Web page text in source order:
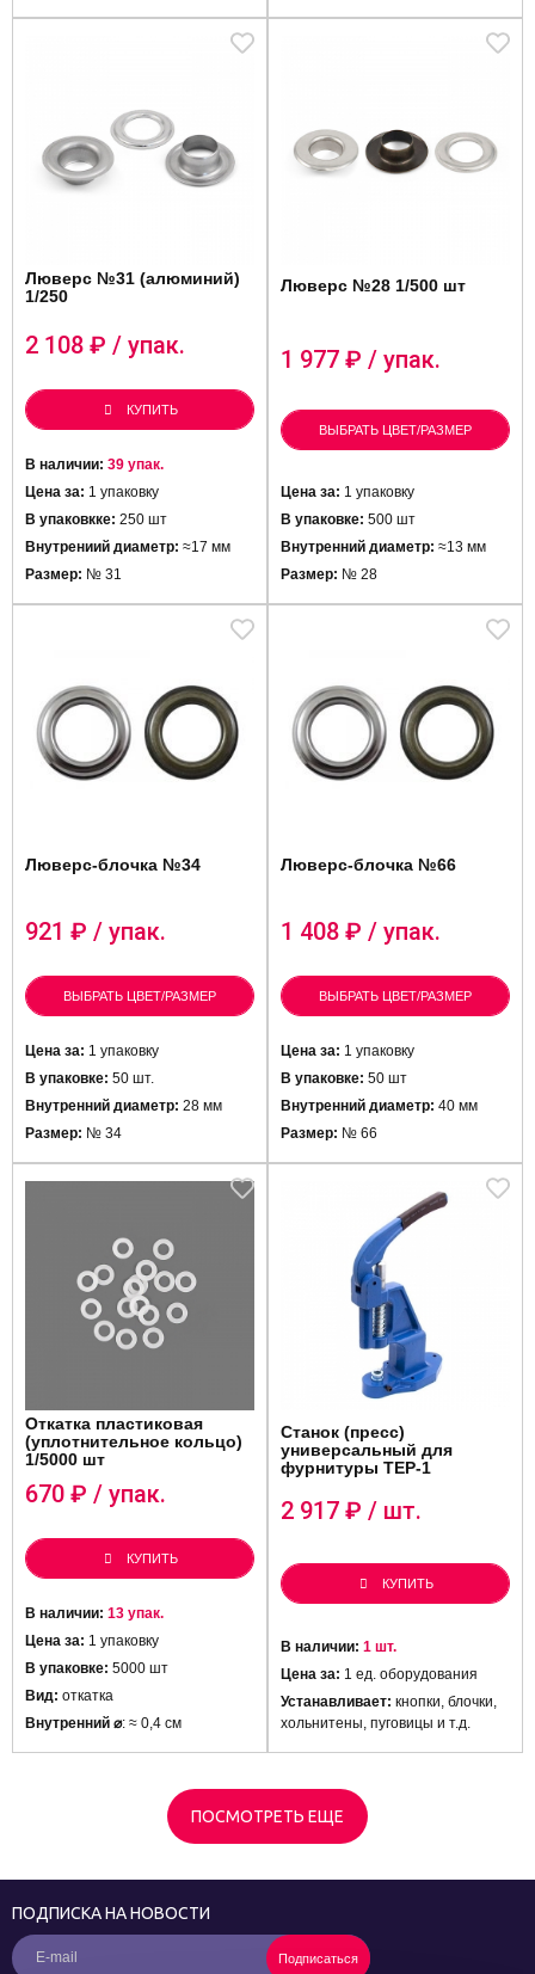
Люверс №31 (алюминий)
1/250
2 108 ₽ / упак.
КУПИТЬ
В наличии: 39 упак.
Цена за: 1 упаковку
В упаковкке: 250 шт
Внутрениий диаметр: ≈17 мм
Размер: № 31
Люверс №28 1/500 шт
1 977 ₽ / упак.
ВЫБРАТЬ ЦВЕТ/РАЗМЕР
Цена за: 1 упаковку
В упаковке: 500 шт
Внутренний диаметр: ≈13 мм
Размер: № 28
Люверс-блочка №34
921 ₽ / упак.
ВЫБРАТЬ ЦВЕТ/РАЗМЕР
Цена за: 1 упаковку
В упаковке: 50 шт.
Внутренний диаметр: 28 мм
Размер: № 34
Люверс-блочка №66
1 408 ₽ / упак.
ВЫБРАТЬ ЦВЕТ/РАЗМЕР
Цена за: 1 упаковку
В упаковке: 50 шт
Внутренний диаметр: 40 мм
Размер: № 66
Откатка пластиковая
(уплотнительное кольцо)
1/5000 шт
670 ₽ / упак.
КУПИТЬ
В наличии: 13 упак.
Цена за: 1 упаковку
В упаковке: 5000 шт
Вид: откатка
Внутренний ⌀: ≈ 0,4 см
Станок (пресс)
универсальный для
фурнитуры ТЕР-1
2 917 ₽ / шт.
КУПИТЬ
В наличии: 1 шт.
Цена за: 1 ед. оборудования
Устанавливает: кнопки, блочки,
хольнитены, пуговицы и т.д.
ПОСМОТРЕТЬ ЕЩЕ
ПОДПИСКА НА НОВОСТИ
Подписаться